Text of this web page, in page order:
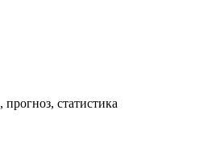
статистика